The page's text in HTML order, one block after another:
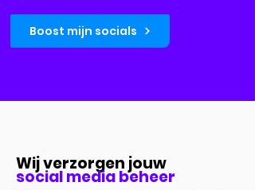
Boost mijn socials
Wij verzorgen jouw
social media beheer